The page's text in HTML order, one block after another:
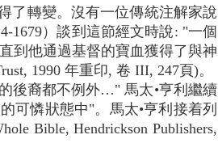
了轉變。沒有一位傳統注解家說
1679）談到這節經文時說: "一個
到他通過基督的寶血獲得了與神
1990 年重印, 卷 III, 247頁)。
後裔都不例外…" 馬太•亨利繼續
可憐狀態中"。馬太•亨利接着列
Bible, Hendrickson Publishers,